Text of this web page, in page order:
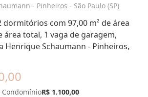
- Pinheiros - São Paulo (SP)
com 97,00 m² de área
área total, 1 vaga de garagem,
Henrique Schaumann - Pinheiros,
CondomínioR$ 1.100,00